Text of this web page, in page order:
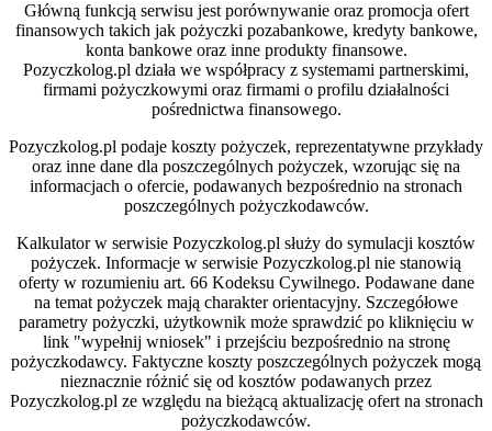
Główną funkcją serwisu jest porównywanie oraz promocja ofert
finansowych takich jak pożyczki pozabankowe, kredyty bankowe,
konta bankowe oraz inne produkty finansowe.
Pozyczkolog.pl działa we współpracy z systemami partnerskimi,
firmami pożyczkowymi oraz firmami o profilu działalności
pośrednictwa finansowego.
Pozyczkolog.pl podaje koszty pożyczek, reprezentatywne przykłady
oraz inne dane dla poszczególnych pożyczek, wzorując się na
informacjach o ofercie, podawanych bezpośrednio na stronach
poszczególnych pożyczkodawców.
Kalkulator w serwisie Pozyczkolog.pl służy do symulacji kosztów
pożyczek. Informacje w serwisie Pozyczkolog.pl nie stanowią
oferty w rozumieniu art. 66 Kodeksu Cywilnego. Podawane dane
na temat pożyczek mają charakter orientacyjny. Szczegółowe
parametry pożyczki, użytkownik może sprawdzić po kliknięciu w
link "wypełnij wniosek" i przejściu bezpośrednio na stronę
pożyczkodawcy. Faktyczne koszty poszczególnych pożyczek mogą
nieznacznie różnić się od kosztów podawanych przez
Pozyczkolog.pl ze względu na bieżącą aktualizację ofert na stronach
pożyczkodawców.